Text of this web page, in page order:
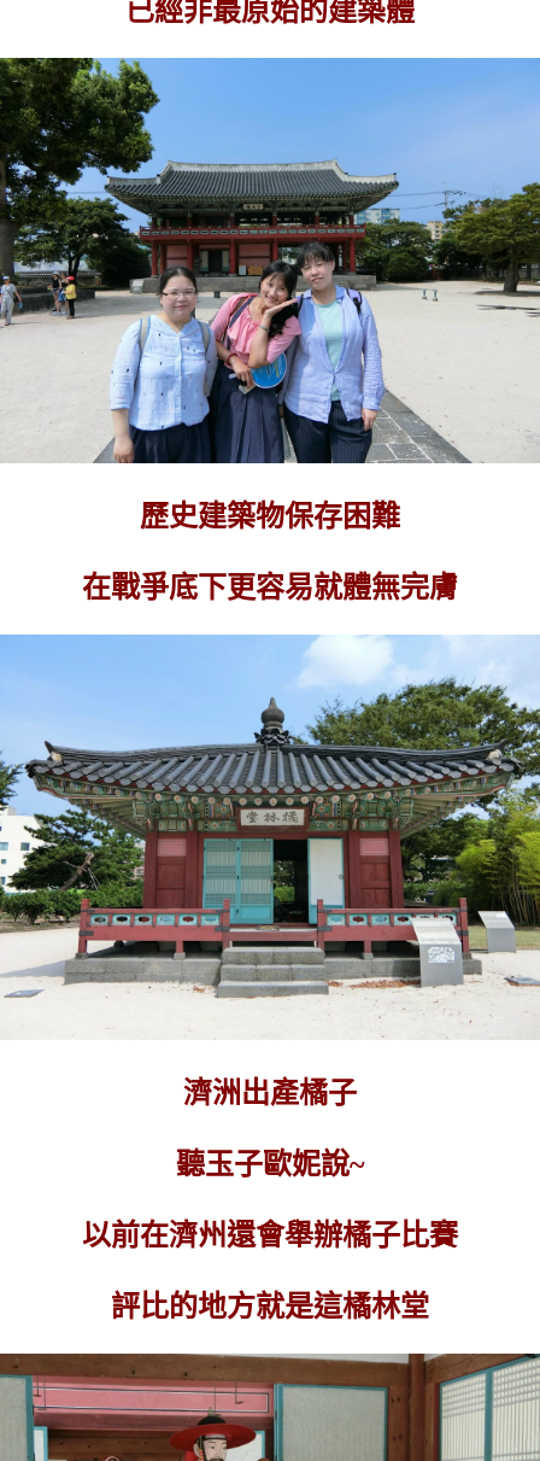
已經非最原始的建築體
歷史建築物保存困難
在戰爭底下更容易就體無完膚
濟洲出產橘子
聽玉子歐妮說~
以前在濟州還會舉辦橘子比賽
評比的地方就是這橘林堂